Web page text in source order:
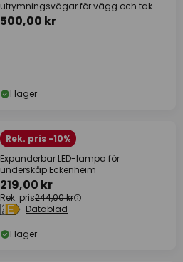
utrymningsvägar för vägg och tak
500,00 kr
I lager
Rek. pris -10%
Expanderbar LED-lampa för
underskåp Eckenheim
219,00 kr
Rek. pris244,00 kr
Datablad
I lager